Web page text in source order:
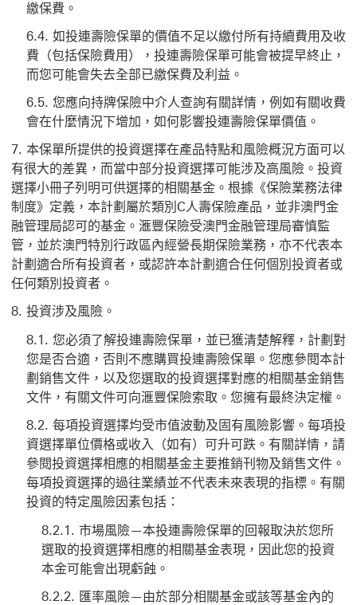
繳保費。
如投連壽險保單的價值不足以繳付所有持續費用及收
費（包括保險費用），投連壽險保單可能會被提早終止，
而您可能會失去全部已繳保費及利益。
您應向持牌保險中介人查詢有關詳情，例如有關收費
會在什麼情況下增加，如何影響投連壽險保單價值。
本保單所提供的投資選擇在產品特點和風險概況方面可以
有很大的差異，而當中部分投資選擇可能涉及高風險。投資
選擇小冊子列明可供選擇的相關基金。根據《保險業務法律
制度》定義，本計劃屬於類別C人壽保險產品，並非澳門金
融管理局認可的基金。滙豐保險受澳門金融管理局審慎監
管，並於澳門特別行政區內經營長期保險業務，亦不代表本
計劃適合所有投資者，或認許本計劃適合任何個別投資者或
任何類別投資者。
投資涉及風險。
您必須了解投連壽險保單，並已獲清楚解釋，計劃對
您是否合適，否則不應購買投連壽險保單。您應參閱本計
劃銷售文件，以及您選取的投資選擇對應的相關基金銷售
文件，有關文件可向滙豐保險索取。您擁有最終決定權。
每項投資選擇均受市值波動及固有風險影響。每項投
資選擇單位價格或收入（如有）可升可跌。有關詳情，請
參閱投資選擇相應的相關基金主要推銷刊物及銷售文件。
每項投資選擇的過往業績並不代表未來表現的指標。有關
投資的特定風險因素包括：
市場風險—本投連壽險保單的回報取決於您所
選取的投資選擇相應的相關基金表現，因此您的投資
本金可能會出現虧蝕。
匯率風險—由於部分相關基金或該等基金內的